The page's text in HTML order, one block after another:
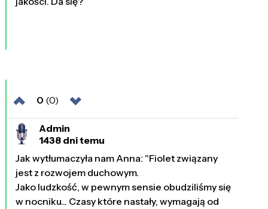
0 (0)
Admin
1438 dni temu
Jak wytłumaczyła nam Anna: "Fiolet związany
jest z rozwojem duchowym.
Jako ludzkość, w pewnym sensie obudziliśmy się
w nocniku... Czasy które nastały, wymagają od